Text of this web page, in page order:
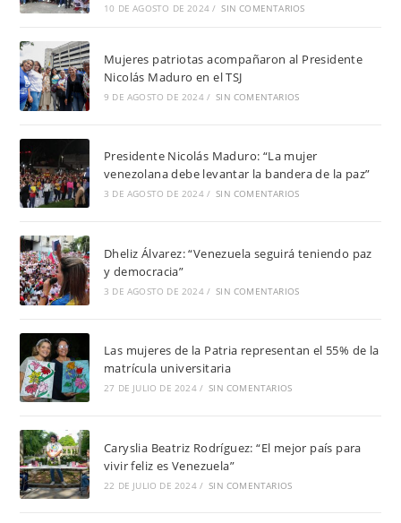
10 DE AGOSTO DE 2024 / SIN COMENTARIOS
Mujeres patriotas acompañaron al Presidente
Nicolás Maduro en el TSJ
9 DE AGOSTO DE 2024 / SIN COMENTARIOS
Presidente Nicolás Maduro: “La mujer
venezolana debe levantar la bandera de la paz”
3 DE AGOSTO DE 2024 / SIN COMENTARIOS
Dheliz Álvarez: “Venezuela seguirá teniendo paz
y democracia”
3 DE AGOSTO DE 2024 / SIN COMENTARIOS
Las mujeres de la Patria representan el 55% de la
matrícula universitaria
27 DE JULIO DE 2024 / SIN COMENTARIOS
Caryslia Beatriz Rodríguez: “El mejor país para
vivir feliz es Venezuela”
22 DE JULIO DE 2024 / SIN COMENTARIOS